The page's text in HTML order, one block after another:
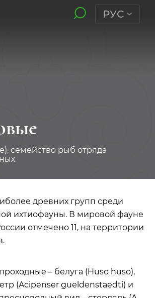
РУС
семейство рыб отряда
древних групп среди
ихтиофауны. В мировой фауне
отмечено 11, на территории
– белуга (Huso huso),
(Acipenser guеldenstaedti) и